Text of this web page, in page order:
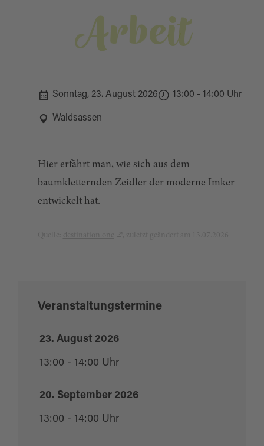
Arbeit
Sonntag, 23. August 2026 13:00 - 14:00 Uhr
Waldsassen
Hier erfährt man, wie sich aus dem
baumkletternden Zeidler der moderne Imker
entwickelt hat.
Veranstaltungstermine
23. August 2026
13:00 - 14:00 Uhr
20. September 2026
13:00 - 14:00 Uhr